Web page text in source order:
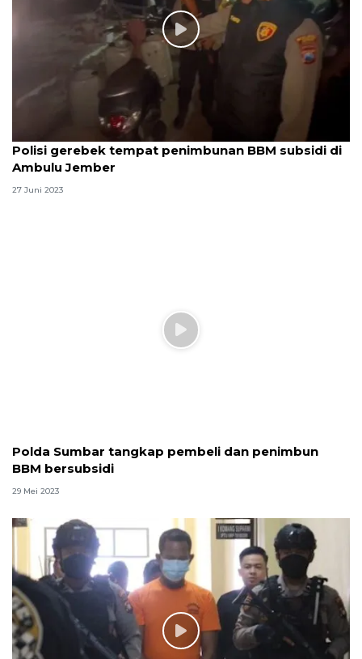
Polisi gerebek tempat penimbunan BBM subsidi di
Ambulu Jember
27 Juni 2023
Polda Sumbar tangkap pembeli dan penimbun
BBM bersubsidi
29 Mei 2023